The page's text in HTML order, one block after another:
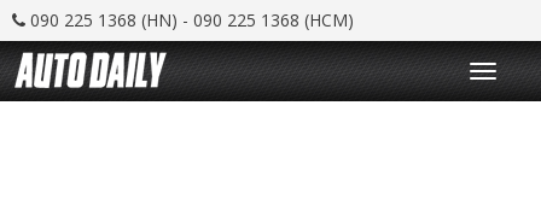
090 225 1368 (HN) - 090 225 1368 (HCM)
T
o
g